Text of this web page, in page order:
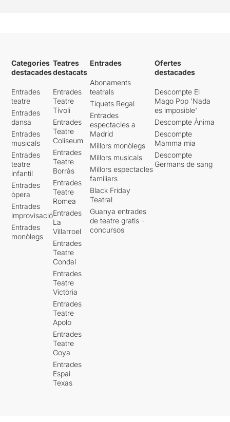
Categories
destacades
Entrades
teatre
Entrades
dansa
Entrades
musicals
Entrades
teatre
infantil
Entrades
òpera
Entrades
improvisació
Entrades
monòlegs
Teatres
destacats
Entrades
Teatre
Tívoli
Entrades
Teatre
Coliseum
Entrades
Teatre
Borràs
Entrades
Teatre
Romea
Entrades
La
Villarroel
Entrades
Teatre
Condal
Entrades
Teatre
Victòria
Entrades
Teatre
Apolo
Entrades
Teatre
Goya
Entrades
Espai
Texas
Entrades
Abonaments
teatrals
Tiquets Regal
Entrades
espectacles a
Madrid
Millors monòlegs
Millors musicals
Millors espectacles
familiars
Black Friday
Teatral
Guanya entrades
de teatre gratis -
concursos
Ofertes
destacades
Descompte El
Mago Pop 'Nada
es imposible'
Descompte Ànima
Descompte
Mamma mia
Descompte
Germans de sang